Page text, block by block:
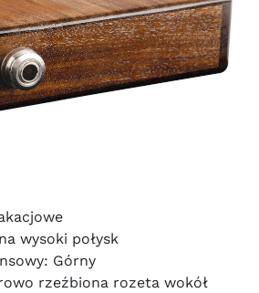
wysoki połysk
Górny
rzeźbiona rozeta wokół